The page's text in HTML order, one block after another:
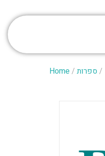
Home/ספרות